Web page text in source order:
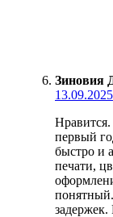
Зиновия
13.09.2025
первый
быстро и
печати,
задержек.